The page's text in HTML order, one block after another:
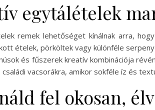
egytálételek
remek lehetőséget kínálnak arra,
ételek, pörköltek vagy különféle
és fűszerek kreatív kombinációja
vacsorákra, amikor sokféle íz és
fel okosan,